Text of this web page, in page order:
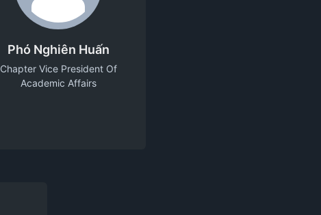
Phó Nghiên Huấn
Chapter Vice President Of
Academic Affairs